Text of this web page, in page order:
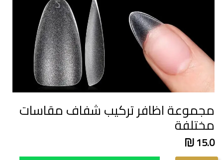
مجموعة اظافر تركيب شفاف مقاسات
مختلفة
15.0